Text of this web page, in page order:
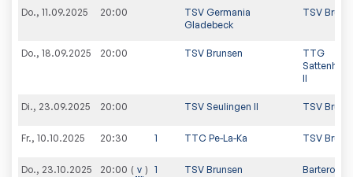
Do., 11.09.2025 20:00
TSV Germania
Gladebeck
TSV
Do., 18.09.2025 20:00 TSV Brunsen
TTG
II
Di., 23.09.2025 20:00 TSV Seulingen II TSV
Fr., 10.10.2025 20:30 1 TTC Pe-La-Ka TSV
Do., 23.10.2025 20:00 v 1 TSV Brunsen
Barterode/